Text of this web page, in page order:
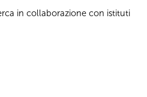
in collaborazione con istituti